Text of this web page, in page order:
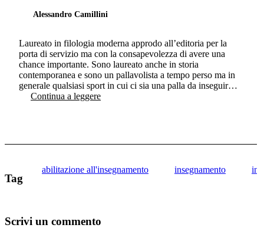
Alessandro Camillini
Laureato in filologia moderna approdo all’editoria per la
porta di servizio ma con la consapevolezza di avere una
chance importante. Sono laureato anche in storia
contemporanea e sono un pallavolista a tempo perso ma in
generale qualsiasi sport in cui ci sia una palla da inseguir…
Continua a leggere
Tag
abilitazione all'insegnamento insegnamento
Scrivi un commento